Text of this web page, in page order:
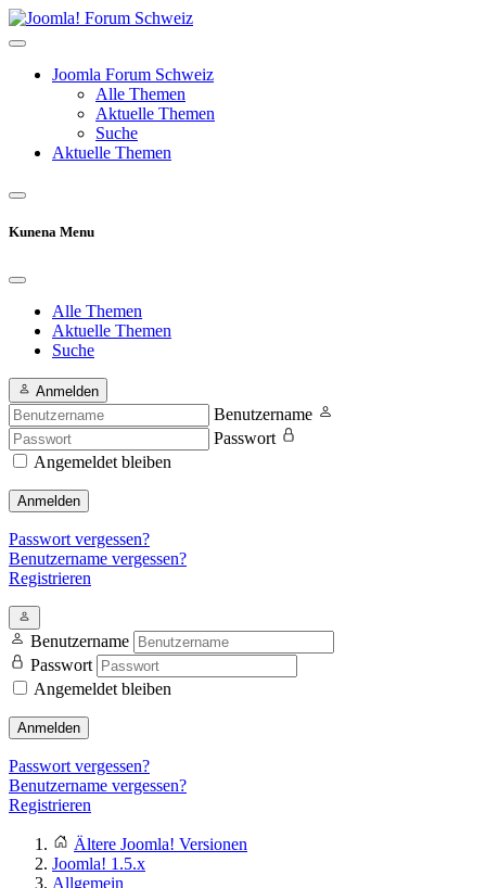
Joomla Forum Schweiz
Alle Themen
Aktuelle Themen
Suche
Aktuelle Themen
Kunena Menu
Alle Themen
Aktuelle Themen
Suche
Anmelden
Benutzername
Passwort
Angemeldet bleiben
Anmelden
Passwort vergessen?
Benutzername vergessen?
Registrieren
Benutzername
Passwort
Angemeldet bleiben
Anmelden
Passwort vergessen?
Benutzername vergessen?
Registrieren
Ältere Joomla! Versionen
Joomla! 1.5.x
Allgemein